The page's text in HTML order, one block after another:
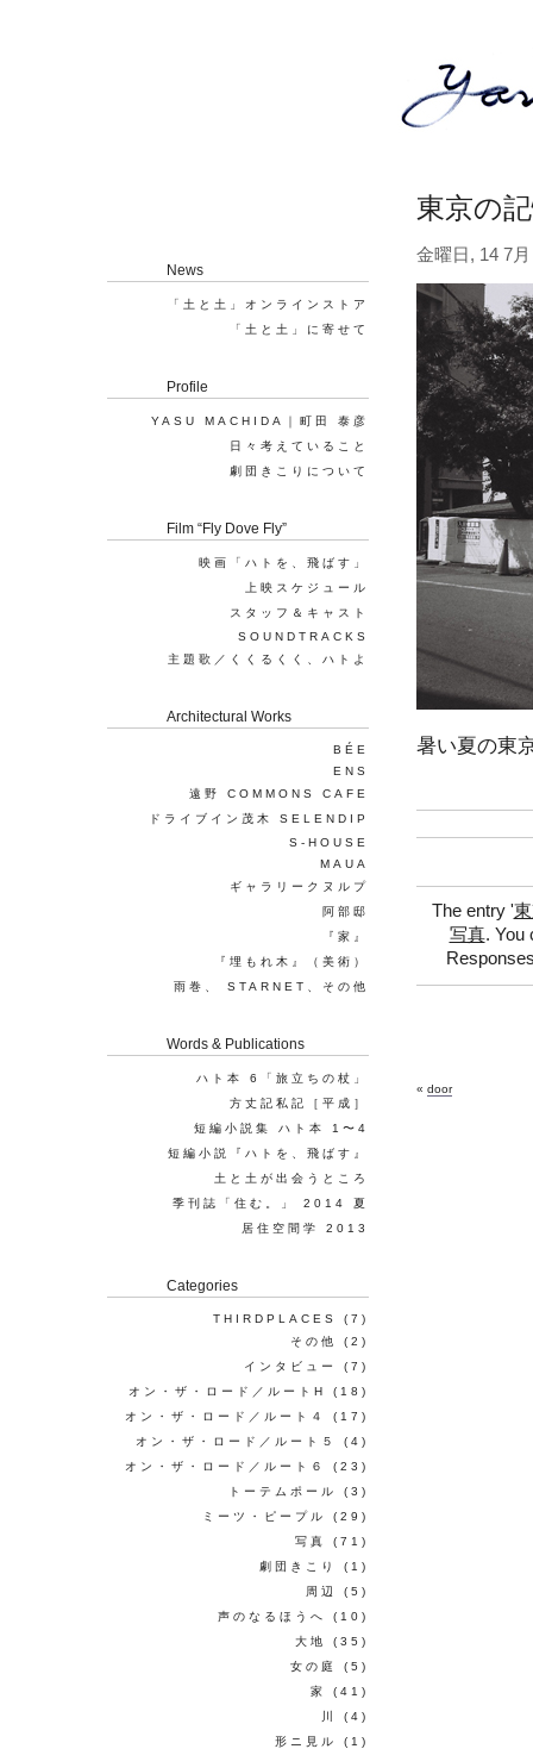
東京の
金曜日, 14 7
暑い夏の東
The entry '
写真. You
« door
News
「土と土」オンラインストア
「土と土」に寄せて
Profile
YASU MACHIDA｜町田 泰彦
日々考えていること
劇団きこりについて
Film “Fly Dove Fly”
映画「ハトを、飛ばす」
上映スケジュール
スタッフ＆キャスト
SOUNDTRACKS
主題歌／くくるくく、ハトよ
Architectural Works
BÉE
ENS
遠野 COMMONS CAFE
ドライブイン茂木 SELENDIP
S-HOUSE
MAUA
ギャラリークヌルプ
阿部邸
『家』
『埋もれ木』（美術）
雨巻、 STARNET、その他
Words & Publications
ハト本 6「旅立ちの杖」
方丈記私記［平成］
短編小説集 ハト本 1〜4
短編小説『ハトを、飛ばす』
土と土が出会うところ
季刊誌「住む。」 2014 夏
居住空間学 2013
Categories
THIRDPLACES
(7)
その他
(2)
インタビュー
(7)
オン・ザ・ロード／ルートH
(18)
オン・ザ・ロード／ルート４
(17)
オン・ザ・ロード／ルート５
(4)
オン・ザ・ロード／ルート６
(23)
トーテムポール
(3)
ミーツ・ピープル
(29)
写真
(71)
劇団きこり
(1)
周辺
(5)
声のなるほうへ
(10)
大地
(35)
女の庭
(5)
家
(41)
川
(4)
形ニ見ル
(1)